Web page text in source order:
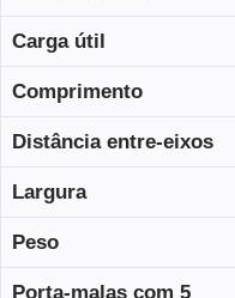
Carga útil
Comprimento
Distância entre-eixos
Largura
Peso
Porta-malas com 5